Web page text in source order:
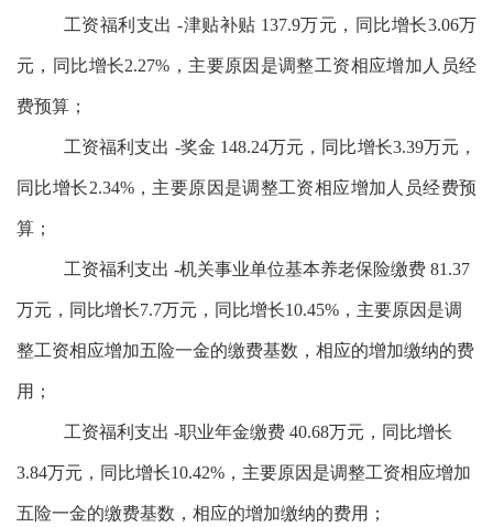
工资福利支出 -津贴补贴 137.9万元，同比增长3.06万
元，同比增长2.27%，主要原因是调整工资相应增加人员经
费预算；
工资福利支出 -奖金 148.24万元，同比增长3.39万元，
同比增长2.34%，主要原因是调整工资相应增加人员经费预
算；
工资福利支出 -机关事业单位基本养老保险缴费 81.37
万元，同比增长7.7万元，同比增长10.45%，主要原因是调
整工资相应增加五险一金的缴费基数，相应的增加缴纳的费
用 ；
工资福利支出 -职业年金缴费 40.68万元，同比增长
3.84万元，同比增长10.42%，主要原因是调整工资相应增加
五险一金的缴费基数，相应的增加缴纳的费用 ；